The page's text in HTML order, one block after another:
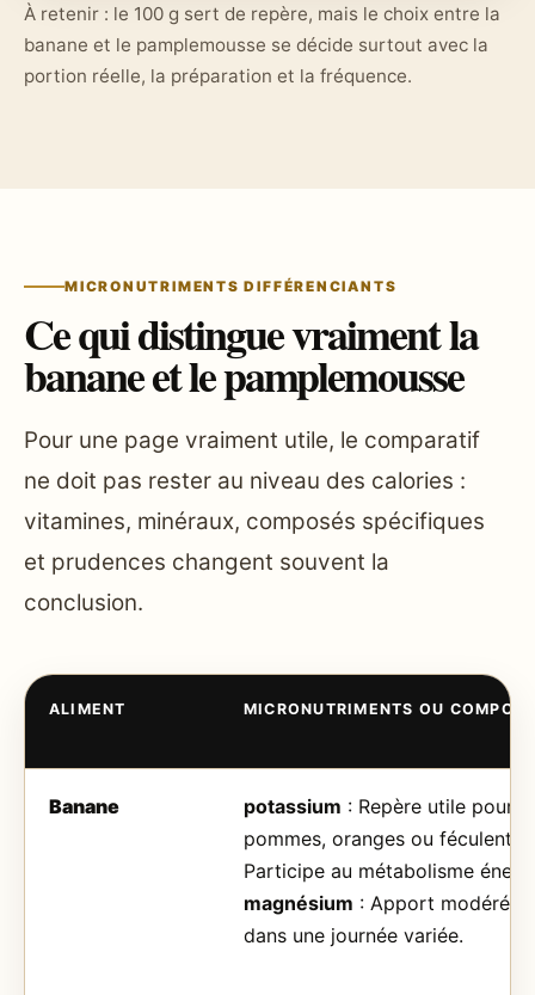
À retenir : le 100 g sert de repère, mais le choix entre la
banane et le pamplemousse se décide surtout avec la
portion réelle, la préparation et la fréquence.
MICRONUTRIMENTS DIFFÉRENCIANTS
Ce qui distingue vraiment la
banane et le pamplemousse
Pour une page vraiment utile, le comparatif
ne doit pas rester au niveau des calories :
vitamines, minéraux, composés spécifiques
et prudences changent souvent la
conclusion.
ALIMENT MICRONUTRIMENTS OU
Banane potassium : Repère utile pour
pommes, oranges ou féculents.
Participe au métabolisme
magnésium : Apport modéré
dans une journée variée.